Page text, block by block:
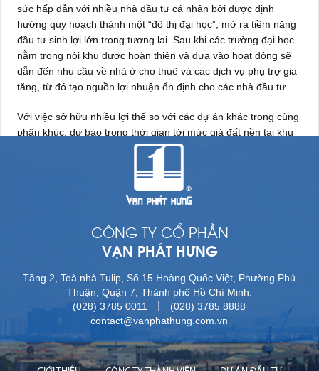
sức hấp dẫn với nhiều nhà đầu tư cá nhân bởi được định
hướng quy hoạch thành một “đô thị đại học”, mở ra tiềm năng
đầu tư sinh lợi lớn trong tương lai. Sau khi các trường đại học
nằm trong nội khu được hoàn thiện và đưa vào hoạt động sẽ
dẫn đến nhu cầu về nhà ở cho thuê và các dịch vụ phụ trợ gia
tăng, từ đó tạo nguồn lợi nhuận ổn định cho các nhà đầu tư.
Với việc sở hữu nhiều lợi thế so với các dự án khác trong cùng
phân khúc, dự báo trong thời gian tới mức giá đất nền tại khu
dân cư Nhơn Đức sẽ có sự thay đổi theo hướng tích cực. Với
hiện nay thì việc hình thành một khu dân cư hiện đại sẽ hiện
hữu vào một ngày không xa, mang lại cơ hội an cư và đầu tư
CÔNG TY CỔ PHẦN
VẠN PHÁT HƯNG
Tầng 2, Toà nhà Tulip, Số 15 Hoàng Quốc Việt, Phường Phú
Thuận, Quận 7, Thành phố Hồ Chí Minh.
(028) 3785 0011
(028) 3785 8888
contact@vanphathung.com.vn